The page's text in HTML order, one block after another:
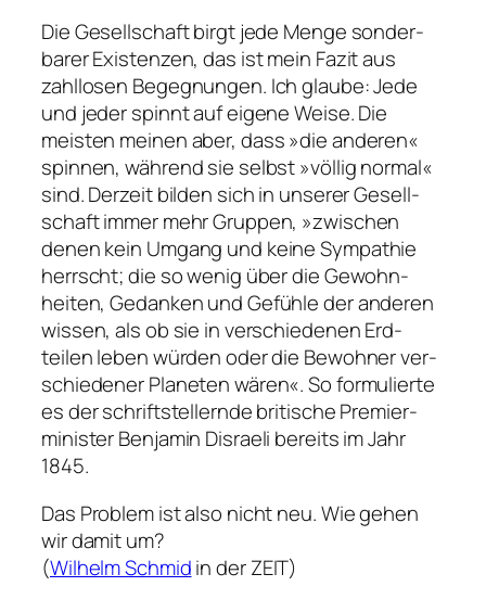
Die Gesell­schaft birgt jede Menge sonder­
barer Ex­is­tenzen, das ist mein Fazit aus
zahl­losen Begeg­nungen. Ich glaube: Jede
und jeder spinnt auf eigene Weise. Die
meisten meinen aber, dass »die anderen«
spin­nen, wäh­rend sie selbst »völlig normal«
sind. Derzeit bilden sich in unserer Gesell­
schaft immer mehr Gruppen, »zwischen
denen kein Um­gang und keine Sympa­thie
herrscht; die so wenig über die Gewohn­
heiten, Ge­danken und Ge­fühle der anderen
wissen, als ob sie in ver­schiedenen Erd­
teilen leben würden oder die Be­wohner ver­
schiedener Planeten wären«. So formu­lierte
es der schrift­stellernde bri­tische Premier­
minister Benjamin Disraeli bereits im Jahr
1845.
Das Problem ist also nicht neu. Wie gehen
wir damit um?
(Wilhelm Schmidin der ZEIT)